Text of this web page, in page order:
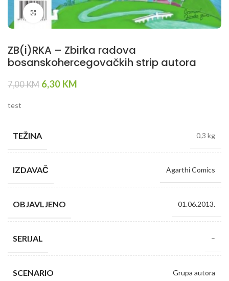
Klikni da povečaš
ZB(i)RKA – Zbirka radova
bosanskohercegovačkih strip autora
7,00KM Original
6,30 KM
test
TEŽINA 0,3 kg
IZDAVAČ Agarthi Comics
OBJAVLJENO 01.06.2013.
SERIJAL –
SCENARIO Grupa autora